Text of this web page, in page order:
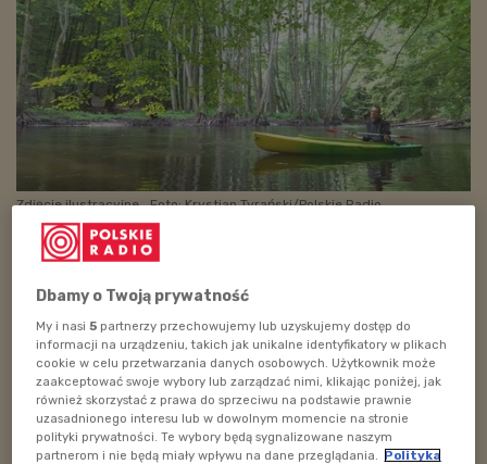
Zdjęcie ilustracyjne Foto: Krystian Tyrański/Polskie Radio
W tej wyprawie szukali oni podobieństw między
z panem Szymonem, pracownikiem parku. Co zastali na
miejscu? Posłuchajcie.
Audycję prowadziłKrystian Tyrański
"Mali strażnicy dzikiego królestwa" w Polskim Radiu
Dzieciom, w każdą sobotę o godz. 17.00.
Dbamy o Twoją prywatność
My i nasi5 partnerzy przechowujemy lub uzyskujemy dostęp do
informacji na urządzeniu, takich jak unikalne identyfikatory w plikach
cookie w celu przetwarzania danych osobowych. Użytkownik może
zaakceptować swoje wybory lub zarządzać nimi, klikając poniżej, jak
również skorzystać z prawa do sprzeciwu na podstawie prawnie
uzasadnionego interesu lub w dowolnym momencie na stronie
polityki prywatności. Te wybory będą sygnalizowane naszym
partnerom i nie będą miały wpływu na dane przeglądania.
Polityka